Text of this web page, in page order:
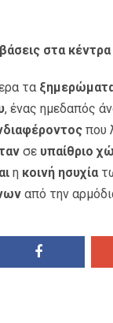
στα
τα
, ένας ημεδαπός
που
σε υπαίθριο
η κοινή ησυχία
από την